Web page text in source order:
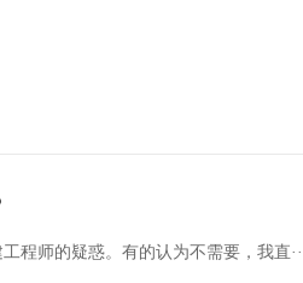
程师的疑惑。有的认为不需要，我直